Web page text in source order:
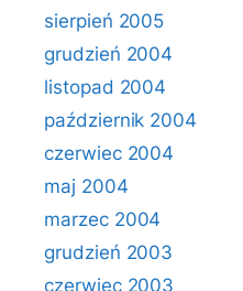
sierpień 2005
grudzień 2004
listopad 2004
październik 2004
czerwiec 2004
maj 2004
marzec 2004
grudzień 2003
czerwiec 2003